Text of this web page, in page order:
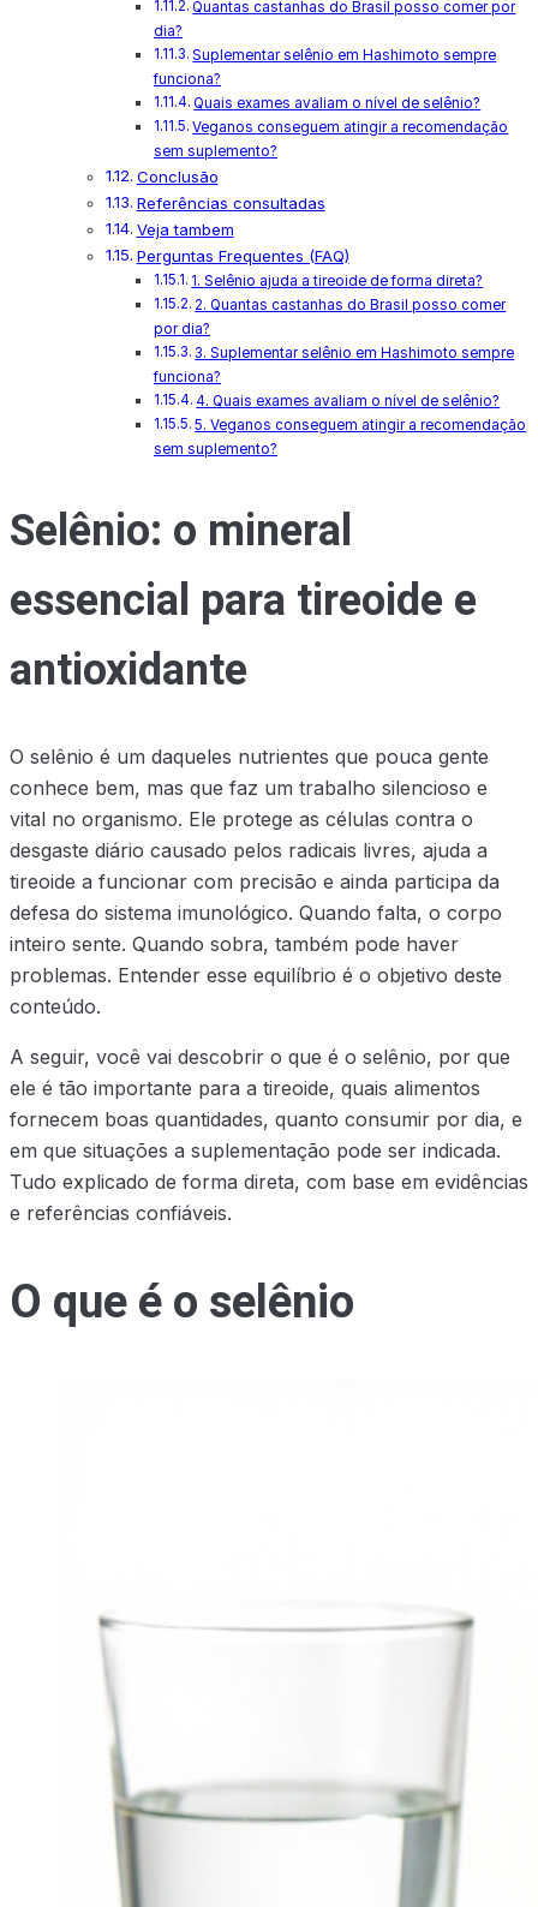
Quantas castanhas do Brasil posso comer por
dia?
Suplementar selênio em Hashimoto sempre
funciona?
Quais exames avaliam o nível de selênio?
Veganos conseguem atingir a recomendação
sem suplemento?
Conclusão
Referências consultadas
Veja tambem
Perguntas Frequentes (FAQ)
1. Selênio ajuda a tireoide de forma direta?
2. Quantas castanhas do Brasil posso comer
por dia?
3. Suplementar selênio em Hashimoto sempre
funciona?
4. Quais exames avaliam o nível de selênio?
5. Veganos conseguem atingir a recomendação
sem suplemento?
Selênio: o mineral
essencial para tireoide e
antioxidante
O selênio é um daqueles nutrientes que pouca gente
conhece bem, mas que faz um trabalho silencioso e
vital no organismo. Ele protege as células contra o
desgaste diário causado pelos radicais livres, ajuda a
tireoide a funcionar com precisão e ainda participa da
defesa do sistema imunológico. Quando falta, o corpo
inteiro sente. Quando sobra, também pode haver
problemas. Entender esse equilíbrio é o objetivo deste
conteúdo.
A seguir, você vai descobrir o que é o selênio, por que
ele é tão importante para a tireoide, quais alimentos
fornecem boas quantidades, quanto consumir por dia, e
em que situações a suplementação pode ser indicada.
Tudo explicado de forma direta, com base em evidências
e referências confiáveis.
O que é o selênio